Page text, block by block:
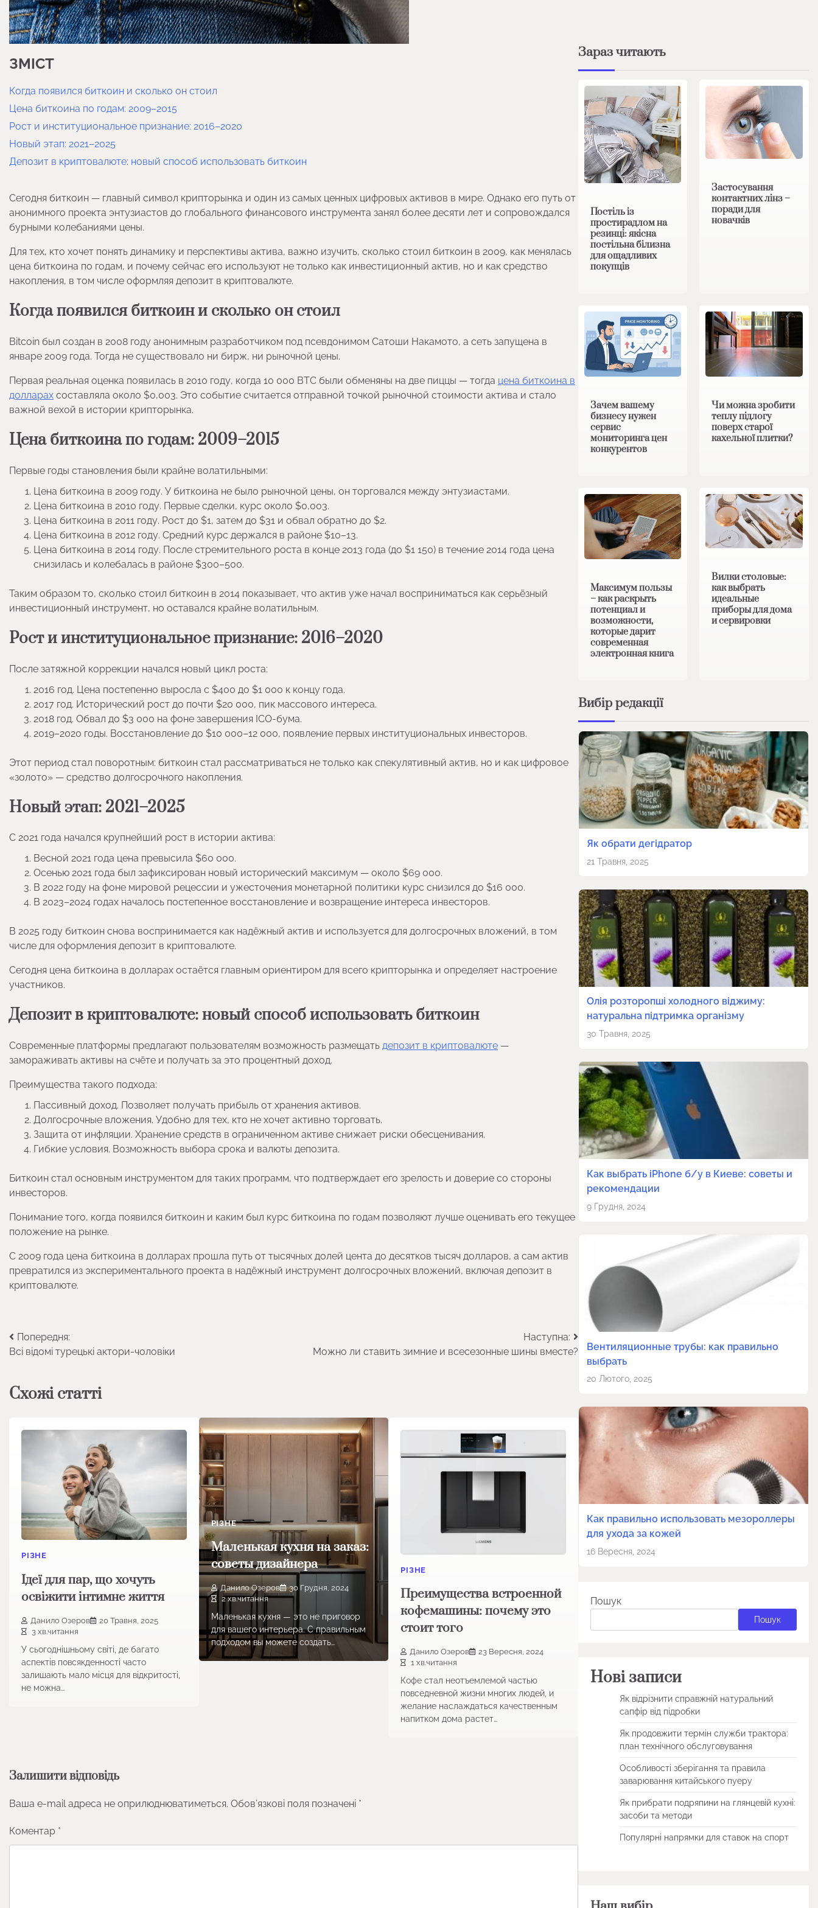
ЗМІСТ
Когда появился биткоин и сколько он стоил
Цена биткоина по годам: 2009–2015
Рост и институциональное признание: 2016–2020
Новый этап: 2021–2025
Депозит в криптовалюте: новый способ использовать биткоин
Сегодня биткоин — главный символ крипторынка и один из самых ценных цифровых активов в мире. Однако его путь от
анонимного проекта энтузиастов до глобального финансового инструмента занял более десяти лет и сопровождался
бурными колебаниями цены.
Для тех, кто хочет понять динамику и перспективы актива, важно изучить, сколько стоил биткоин в 2009, как менялась
цена биткоина по годам, и почему сейчас его используют не только как инвестиционный актив, но и как средство
накопления, в том числе оформляя депозит в криптовалюте.
Когда появился биткоин и сколько он стоил
Bitcoin был создан в 2008 году анонимным разработчиком под псевдонимом Сатоши Накамото, а сеть запущена в
январе 2009 года. Тогда не существовало ни бирж, ни рыночной цены.
Первая реальная оценка появилась в 2010 году, когда 10 000 BTC были обменяны на две пиццы — тогда цена биткоина в
долларах составляла около $0,003. Это событие считается отправной точкой рыночной стоимости актива и стало
важной вехой в истории крипторынка.
Цена биткоина по годам: 2009–2015
Первые годы становления были крайне волатильными:
Цена биткоина в 2009 году. У биткоина не было рыночной цены, он торговался между энтузиастами.
Цена биткоина в 2010 году. Первые сделки, курс около $0,003.
Цена биткоина в 2011 году. Рост до $1, затем до $31 и обвал обратно до $2.
Цена биткоина в 2012 году. Средний курс держался в районе $10–13.
Цена биткоина в 2014 году. После стремительного роста в конце 2013 года (до $1 150) в течение 2014 года цена
снизилась и колебалась в районе $300–500.
Таким образом то, сколько стоил биткоин в 2014 показывает, что актив уже начал восприниматься как серьёзный
инвестиционный инструмент, но оставался крайне волатильным.
Рост и институциональное признание: 2016–2020
После затяжной коррекции начался новый цикл роста:
2016 год. Цена постепенно выросла с $400 до $1 000 к концу года.
2017 год. Исторический рост до почти $20 000, пик массового интереса.
2018 год. Обвал до $3 000 на фоне завершения ICO-бума.
2019–2020 годы. Восстановление до $10 000–12 000, появление первых институциональных инвесторов.
Этот период стал поворотным: биткоин стал рассматриваться не только как спекулятивный актив, но и как цифровое
«золото» — средство долгосрочного накопления.
Новый этап: 2021–2025
С 2021 года начался крупнейший рост в истории актива:
Весной 2021 года цена превысила $60 000.
Осенью 2021 года был зафиксирован новый исторический максимум — около $69 000.
В 2022 году на фоне мировой рецессии и ужесточения монетарной политики курс снизился до $16 000.
В 2023–2024 годах началось постепенное восстановление и возвращение интереса инвесторов.
В 2025 году биткоин снова воспринимается как надёжный актив и используется для долгосрочных вложений, в том
числе для оформления депозит в криптовалюте.
Сегодня цена биткоина в долларах остаётся главным ориентиром для всего крипторынка и определяет настроение
участников.
Депозит в криптовалюте: новый способ использовать биткоин
Современные платформы предлагают пользователям возможность размещать депозит в криптовалюте —
замораживать активы на счёте и получать за это процентный доход.
Преимущества такого подхода:
Пассивный доход. Позволяет получать прибыль от хранения активов.
Долгосрочные вложения. Удобно для тех, кто не хочет активно торговать.
Защита от инфляции. Хранение средств в ограниченном активе снижает риски обесценивания.
Гибкие условия. Возможность выбора срока и валюты депозита.
Биткоин стал основным инструментом для таких программ, что подтверждает его зрелость и доверие со стороны
инвесторов.
Понимание того, когда появился биткоин и каким был курс биткоина по годам позволяют лучше оценивать его текущее
положение на рынке.
С 2009 года цена биткоина в долларах прошла путь от тысячных долей цента до десятков тысяч долларов, а сам актив
превратился из экспериментального проекта в надёжный инструмент долгосрочных вложений, включая депозит в
криптовалюте.
Навігація
записів
Попередня:
Всі відомі турецькі актори-чоловіки
Наступна:
Можно ли ставить зимние и всесезонные шины вместе?
Схожі статті
РІЗНЕ
Ідеї для пар, що хочуть
освіжити інтимне життя
Данило Озеров
20 Травня, 2025
3 хв.читання
У сьогоднішньому світі, де багато
аспектів повсякденності часто
залишають мало місця для відкритості,
не можна…
РІЗНЕ
Маленькая кухня на заказ:
советы дизайнера
Данило Озеров
30 Грудня, 2024
2 хв.читання
Маленькая кухня — это не приговор
для вашего интерьера. С правильным
подходом вы можете создать…
РІЗНЕ
Преимущества встроенной
кофемашины: почему это
стоит того
Данило Озеров
23 Вересня, 2024
1 хв.читання
Кофе стал неотъемлемой частью
повседневной жизни многих людей, и
желание наслаждаться качественным
напитком дома растет…
Залишити відповідь
Ваша e-mail адреса не оприлюднюватиметься. Обов’язкові поля позначені *
Коментар *
Зараз читають
Постіль із
простирадлом на
резинці: якісна
постільна білизна
для ощадливих
покупців
Застосування
контактних лінз –
поради для
новачків
Зачем вашему
бизнесу нужен
сервис
мониторинга цен
конкурентов
Чи можна зробити
теплу підлогу
поверх старої
кахельної плитки?
Максимум пользы
– как раскрыть
потенциал и
возможности,
которые дарит
современная
электронная книга
Вилки столовые:
как выбрать
идеальные
приборы для дома
и сервировки
Вибір редакції
Як обрати дегідратор
21 Травня, 2025
Олія розторопші холодного віджиму:
натуральна підтримка організму
30 Травня, 2025
Как выбрать iPhone б/у в Киеве: советы и
рекомендации
9 Грудня, 2024
Вентиляционные трубы: как правильно
выбрать
20 Лютого, 2025
Как правильно использовать мезороллеры
для ухода за кожей
16 Вересня, 2024
Пошук
Пошук
Нові записи
Як відрізнити справжній натуральний
сапфір від підробки
Як продовжити термін служби трактора:
план технічного обслуговування
Особливості зберігання та правила
заварювання китайського пуеру
Як прибрати подряпини на глянцевій кухні:
засоби та методи
Популярні напрямки для ставок на спорт